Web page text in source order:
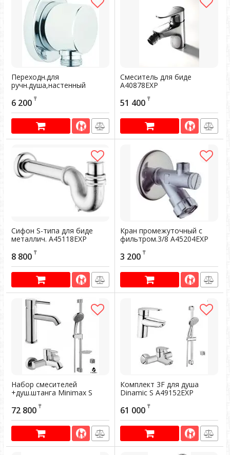
Переходн.для
ручн.душа,настенный
крепеж А45223ЕХР
Артикул:
6 200 ₸
Смеситель для биде
А40878EXP
603638
51 400 ₸
Сифон S-типа для биде
металлич. А45118EXP
Артикул:
8 800 ₸
Кран промежуточный с
фильтром.3/8 А45204EXP
Артикул:
3 200 ₸
Набор смесителей
+душ.штанга Minimax S
A49153EXP
Артикул:
72 800 ₸
Комплект 3F для душа
Dinamic S A49152EXP
602841
61 000 ₸